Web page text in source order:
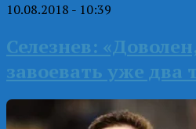
10.08.2018 - 10:39
Селезнев:
завоевать уже два